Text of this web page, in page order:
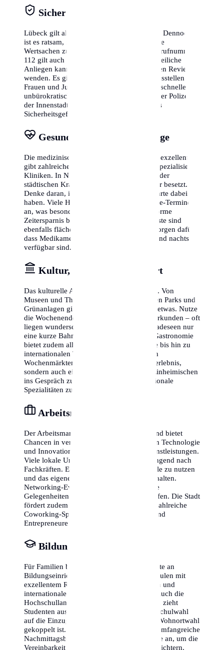
Sicherheit & Notrufe
Lübeck gilt allgemein als sehr sichere Stadt. Dennoch
ist es ratsam, in belebten Gegenden auf seine
Wertsachen zu achten. Die europaweite Notrufnummer
112 gilt auch hier. Für nicht dringende polizeiliche
Anliegen kannst du dich direkt an die lokalen Reviere
wenden. Es gibt zudem zahlreiche Beratungsstellen für
Frauen und Jugendliche, die im Bedarfsfall schnelle und
unbürokratische Hilfe leisten. Die Präsenz der Polizei in
der Innenstadt sorgt für ein zusätzlich hohes
Sicherheitsgefühl bei Tag und Nacht.
Gesundheitswesen & Vorsorge
Die medizinische Versorgung in Lübeck ist exzellent. Es
gibt zahlreiche niedergelassene Ärzte und spezialisierte
Kliniken. In Notfällen ist die Notaufnahme der
städtischen Krankenhäuser rund um die Uhr besetzt.
Denke daran, immer deine Versicherungskarte dabei zu
haben. Viele Hausärzte bieten zudem Online-Termine
an, was besonders für Berufstätige eine enorme
Zeitersparnis bedeutet. Apotheken-Notdienste sind
ebenfalls flächendeckend organisiert und sorgen dafür,
dass Medikamente auch am Wochenende und nachts
verfügbar sind.
Kultur, Freizeit & Lebensart
Das kulturelle Angebot in Lübeck ist riesig. Von
Museen und Theatern bis hin zu zahlreichen Parks und
Grünanlagen gibt es für jeden Geschmack etwas. Nutze
die Wochenenden, um die Umgebung zu erkunden – oft
liegen wunderschöne Wanderwege oder Badeseen nur
eine kurze Bahnfahrt entfernt. Die lokale Gastronomie
bietet zudem alles von traditioneller Küche bis hin zu
internationalen Trends. Ein Besuch auf den
Wochenmärkten ist nicht nur ein Einkaufserlebnis,
sondern auch eine tolle Möglichkeit, mit Einheimischen
ins Gespräch zu kommen und frische, regionale
Spezialitäten zu entdecken.
Arbeitsmarkt & Karriere
Der Arbeitsmarkt in Lübeck ist vielfältig und bietet
Chancen in verschiedensten Branchen, von Technologie
und Innovation bis hin zu Handel und Dienstleistungen.
Viele lokale Unternehmen suchen händeringend nach
Fachkräften. Es lohnt sich, lokale Jobportale zu nutzen
und das eigene LinkedIn-Profil aktuell zu halten.
Networking-Events und Messen sind ideale
Gelegenheiten, um erste Kontakte zu knüpfen. Die Stadt
fördert zudem gezielt Start-ups und bietet zahlreiche
Coworking-Spaces für digitale Nomaden und
Entrepreneure an.
Bildung & Schulen
Für Familien bietet Lübeck eine breite Palette an
Bildungseinrichtungen. Von staatlichen Schulen mit
exzellentem Ruf bis hin zu privaten Trägern und
internationalen Schulen ist alles vertreten. Auch die
Hochschullandschaft ist beeindruckend und zieht
Studenten aus aller Welt an. Achte bei der Schulwahl
auf die Einzugsgebiete, da dies oft mit der Wohnortwahl
gekoppelt ist. Viele Schulen bieten zudem umfangreiche
Nachmittagsbetreuung und Sportprogramme an, um die
Vereinbarkeit von Familie und Beruf zu erleichtern.